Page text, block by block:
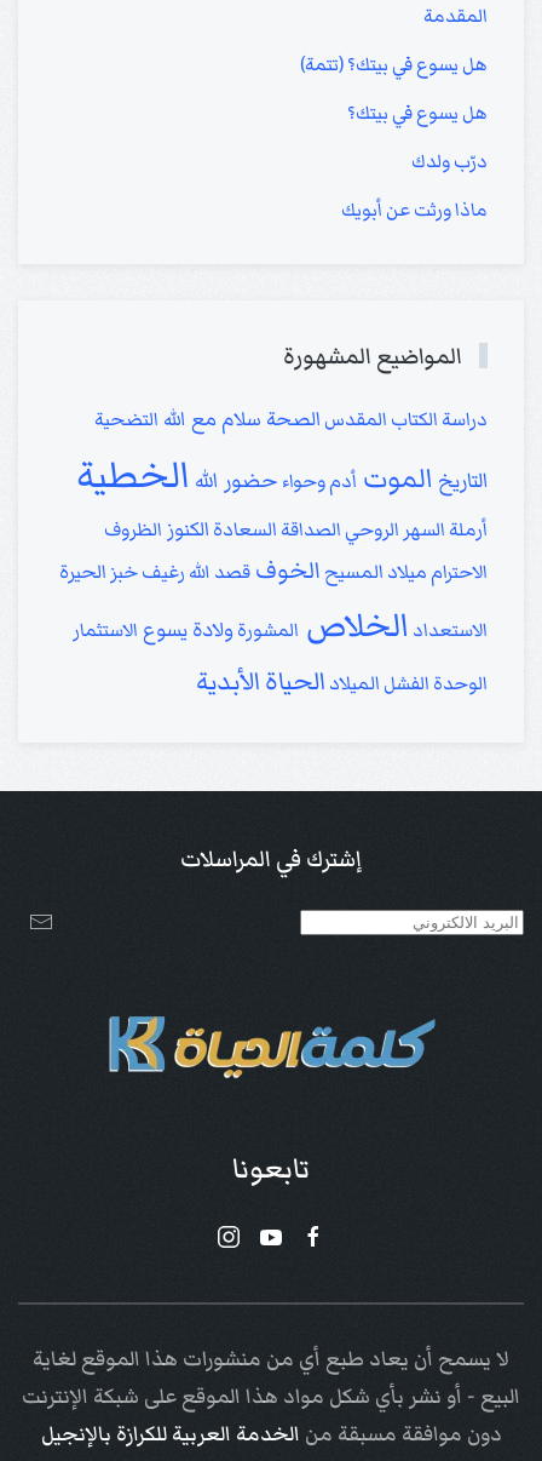
المقدمة
هل يسوع في بيتك؟ (تتمة)
هل يسوع في بيتك؟
درّب ولدك
ماذا ورثت عن أبويك
المواضيع المشهورة
دراسة الكتاب المقدس الصحة سلام مع الله التضحية
التاريخ الموت أدم وحواء حضور الله الخطية
أرملة السهر الروحي الصداقة السعادة الكنوز الظروف
الاحترام ميلاد المسيح الخوف قصد الله رغيف خبز الحيرة
الاستعداد الخلاص المشورة ولادة يسوع الاستثمار
الوحدة الفشل الميلاد الحياة الأبدية
إشترك في المراسلات
تابعونا
لا يسمح أن يعاد طبع أي من منشورات هذا الموقع لغاية
البيع - أو نشر بأي شكل مواد هذا الموقع على شبكة الإنترنت
دون موافقة مسبقة من الخدمة العربية للكرازة بالإنجيل